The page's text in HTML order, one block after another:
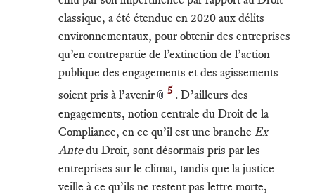
classique, a été étendue en 2020 aux délits
environnementaux, pour obtenir des entreprises
qu’en contrepartie de l’extinction de l’action
publique des engagements et des agissements
soient pris à l’avenir 📎 5 . D’ailleurs des
engagements, notion centrale du Droit de la
Compliance, en ce qu’il est une branche Ex
Antedu Droit, sont désormais pris par les
entreprises sur le climat, tandis que la justice
veille à ce qu’ils ne restent pas lettre morte,